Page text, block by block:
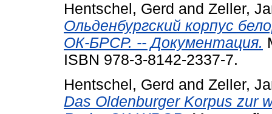
Hentschel, Gerd and Zeller,
Ольденбургский корпус
ОК-БРСР. -- Документация.
ISBN 978-3-8142-2337-7.
Hentschel, Gerd and Zeller,
Das Oldenburger Korpus zur